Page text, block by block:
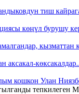
тиш
көңүл бурушу
кызматтан
аксакал-
кошкон Улан
тепкилеген